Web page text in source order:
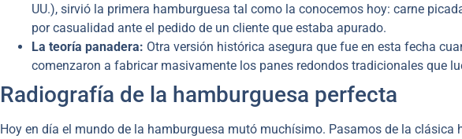
UU.), sirvió la primera hamburguesa tal como la conocemos hoy: carne
por casualidad ante el pedido de un cliente que estaba apurado.
La teoría panadera: Otra versión histórica asegura que fue en esta fecha
comenzaron a fabricar masivamente los panes redondos tradicionales que
Radiografía de la hamburguesa perfecta
Hoy en día el mundo de la hamburguesa mutó muchísimo. Pasamos de la clásica